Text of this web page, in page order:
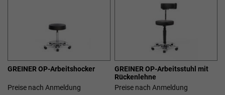
GREINER OP-Arbeitshocker
Preise nach Anmeldung
GREINER OP-Arbeitsstuhl mit
Rückenlehne
Preise nach Anmeldung